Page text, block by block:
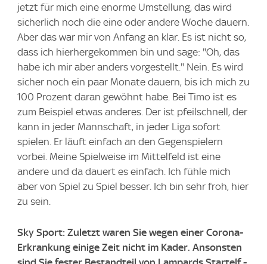
jetzt für mich eine enorme Umstellung, das wird
sicherlich noch die eine oder andere Woche dauern.
Aber das war mir von Anfang an klar. Es ist nicht so,
dass ich hierhergekommen bin und sage: "Oh, das
habe ich mir aber anders vorgestellt." Nein. Es wird
sicher noch ein paar Monate dauern, bis ich mich zu
100 Prozent daran gewöhnt habe. Bei Timo ist es
zum Beispiel etwas anderes. Der ist pfeilschnell, der
kann in jeder Mannschaft, in jeder Liga sofort
spielen. Er läuft einfach an den Gegenspielern
vorbei. Meine Spielweise im Mittelfeld ist eine
andere und da dauert es einfach. Ich fühle mich
aber von Spiel zu Spiel besser. Ich bin sehr froh, hier
zu sein.
Sky Sport: Zuletzt waren Sie wegen einer Corona-
Erkrankung einige Zeit nicht im Kader. Ansonsten